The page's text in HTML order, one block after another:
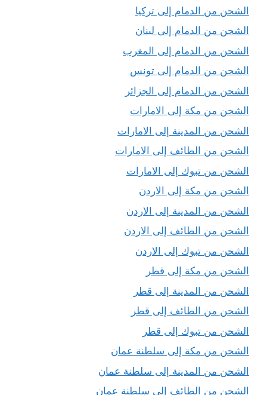
الشحن من الدمام إلى تركيا
الشحن من الدمام إلى لبنان
الشحن من الدمام إلى المغرب
الشحن من الدمام إلى تونس
الشحن من الدمام إلى الجزائر
الشحن من مكة إلى الامارات
الشحن من المدينة إلى الامارات
الشحن من الطائف إلى الامارات
الشحن من تبوك إلى الامارات
الشحن من مكة إلى الاردن
الشحن من المدينة إلى الاردن
الشحن من الطائف إلى الاردن
الشحن من تبوك إلى الاردن
الشحن من مكة إلى قطر
الشحن من المدينة إلى قطر
الشحن من الطائف إلى قطر
الشحن من تبوك إلى قطر
الشحن من مكة إلى سلطنة عمان
الشحن من المدينة إلى سلطنة عمان
الشحن من الطائف إلى سلطنة عمان